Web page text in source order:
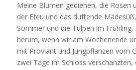
Meine Blumen gediehen, die Rosen
der Efeu und das duftende
Sommer und die Tulpen im Frühling.
herum, wenn wir am Wochenende
mit Proviant und Jungpflanzen vom
zwei Tage im Schloss verschanzten,